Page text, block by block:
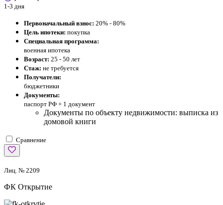
1-3 дня
Первоначальный взнос: 20% - 80%
Цель ипотеки: покупка
Специальная программа:
военная ипотека
Возраст: 25 - 50 лет
Стаж: не требуется
Получатели:
бюджетники
Документы:
паспорт РФ + 1 документ
Документы по объекту недвижимости: выписка из
домовой книги
Сравнение
Лиц. № 2209
ФК Открытие